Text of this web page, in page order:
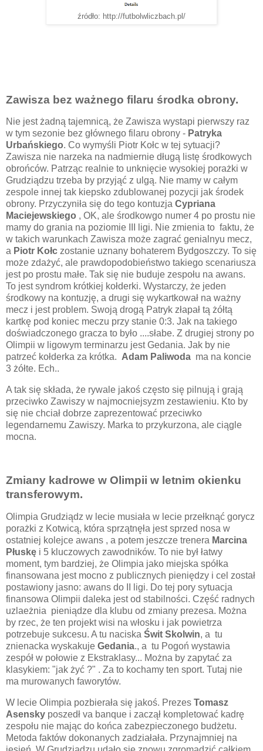
źródło: http://futbolwliczbach.pl/
Zawisza bez ważnego filaru środka obrony.
Nie jest żadną tajemnicą, że Zawisza wystapi pierwszy raz
w tym sezonie bez głównego filaru obrony - Patryka
Urbańskiego. Co wymyśli Piotr Kołc w tej sytuacji?
Zawisza nie narzeka na nadmiernie długą listę środkowych
obrońców. Patrząc realnie to unknięcie wysokiej porażki w
Grudziądzu trzeba by przyjąć z ulgą. Nie mamy w całym
zespole innej tak kiepsko zdublowanej pozycji jak środek
obrony. Przyczyniła się do tego kontuzja Cypriana
Maciejewskiego , OK, ale środkowgo numer 4 po prostu nie
mamy do grania na poziomie III ligi. Nie zmienia to faktu, że
w takich warunkach Zawisza może zagrać genialnyu mecz,
a Piotr Kołc zostanie uznany bohaterem Bydgoszczy. To się
może zdażyć, ale prawdopodobieństwo takiego scenariusza
jest po prostu małe. Tak się nie buduje zespołu na awans.
To jest syndrom krótkiej kołderki. Wystarczy, że jeden
środkowy na kontuzję, a drugi się wykartkował na ważny
mecz i jest problem. Swoją drogą Patryk złapał tą żółtą
kartkę pod koniec meczu przy stanie 0:3. Jak na takiego
doświadczonego gracza to było ....słabe. Z drugiej strony po
Olimpii w ligowym terminarzu jest Gedania. Jak by nie
patrzeć kołderka za krótka. Adam Paliwoda ma na koncie
3 żółte. Ech..
A tak się składa, że rywale jakoś często się pilnują i grają
przeciwko Zawiszy w najmocniejsyzm zestawieniu. Kto by
się nie chciał dobrze zaprezentować przeciwko
legendarnemu Zawiszy. Marka to przykurzona, ale ciągle
mocna.
Zmiany kadrowe w Olimpii w letnim okienku
transferowym.
Olimpia Grudziądz w lecie musiała w lecie przełknąć gorycz
porażki z Kotwicą, która sprzątnęła jest sprzed nosa w
ostatniej kolejce awans , a potem jeszcze trenera Marcina
Płuskę i 5 kluczowych zawodników. To nie był łatwy
moment, tym bardziej, że Olimpia jako miejska spółka
finansowana jest mocno z publicznych pieniędzy i cel został
postawiony jasno: awans do II ligi. Do tej pory sytuacja
finansowa Olimpii daleka jest od stabilności. Część radnych
uzlaeżnia pieniądze dla klubu od zmiany prezesa. Można
by rzec, że ten projekt wisi na włosku i jak powietrza
potrzebuje sukcesu. A tu naciska Świt Skolwin, a tu
znienacka wyskakuje Gedania., a tu Pogoń wystawia
zespół w połowie z Ekstraklasy... Można by zapytać za
klasykiem: "jak żyć ?" . Za to kochamy ten sport. Tutaj nie
ma murowanych faworytów.
W lecie Olimpia pozbierała się jakoś. Prezes Tomasz
Asensky poszedł va banque i zaczął kompletować kadrę
zespołu nie mając do końca zabezpieczonego budżetu.
Metoda faktów dokonanych zadziałała. Przynajmniej na